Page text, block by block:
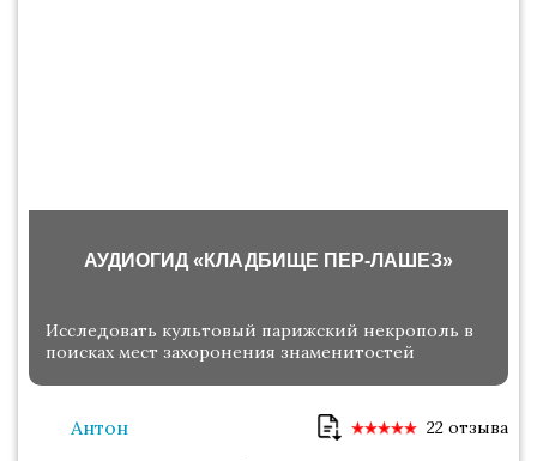
АУДИОГИД «КЛАДБИЩЕ ПЕР-ЛАШЕЗ»
Исследовать культовый парижский некрополь в
поисках мест захоронения знаменитостей
Антон 22 отзыва